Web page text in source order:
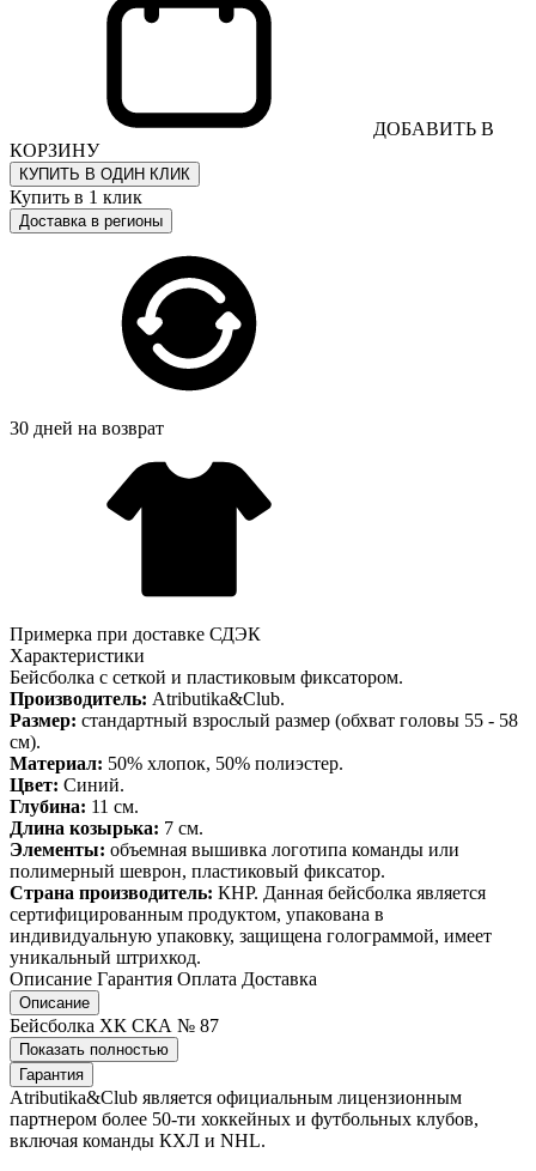
ДОБАВИТЬ В
КОРЗИНУ
КУПИТЬ В ОДИН КЛИК
Купить в 1 клик
Доставка в регионы
30 дней на возврат
Примерка при доставке СДЭК
Характеристики
Бейсболка с сеткой и пластиковым фиксатором.
Производитель: Atributika&Club.
Размер: стандартный взрослый размер (обхват головы 55 - 58
см).
Материал: 50% хлопок, 50% полиэстер.
Цвет: Синий.
Глубина: 11 см.
Длина козырька: 7 см.
Элементы: объемная вышивка логотипа команды или
полимерный шеврон, пластиковый фиксатор.
Страна производитель: КНР. Данная бейсболка является
сертифицированным продуктом, упакована в
индивидуальную упаковку, защищена голограммой, имеет
уникальный штрихкод.
Описание Гарантия Оплата Доставка
Описание
Бейсболка ХК СКА № 87
Показать полностью
Гарантия
Atributika&Club является официальным лицензионным
партнером более 50-ти хоккейных и футбольных клубов,
включая команды КХЛ и NHL.